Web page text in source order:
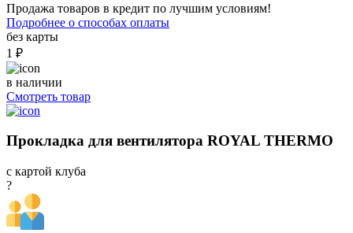
Продажа товаров в кредит по лучшим условиям!
Подробнее о способах оплаты
без карты
1 ₽
в наличии
Смотреть товар
Прокладка для вентилятора ROYAL THERMO
с картой клуба
?